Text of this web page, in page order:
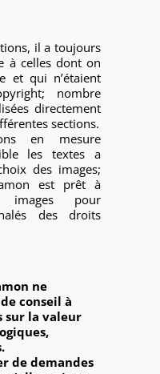
il a toujours
à celles dont on
et qui n’étaient
nombre
directement
sections.
en mesure
les textes a
des images;
est prêt à
images pour
des droits
ne
conseil à
sur la valeur
de demandes